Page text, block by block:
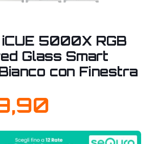
5000X RGB
Glass Smart
con Finestra